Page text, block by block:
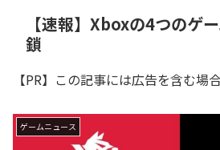
【速報】Xboxの4つのゲ
鎖
【PR】この記事には広告を含む場
ゲームニュース